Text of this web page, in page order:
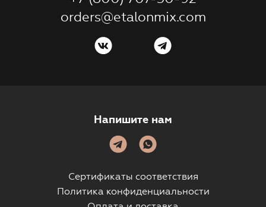
orders@etalonmix.com
Напишите нам
Сертификаты соответствия
Политика конфиденциальности